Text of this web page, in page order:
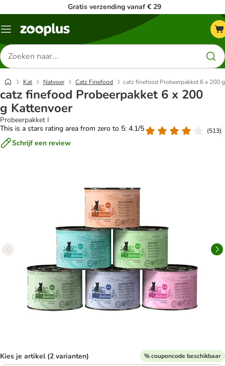
Gratis verzending vanaf € 29
Menu
Zoeken
naar
producten
Kat Natvoer Catz Finefood catz finefood Probeerpakket 6 x 200
catz finefood Probeerpakket 6 x 200
g Kattenvoer
Probeerpakket I
This is a stars rating area from zero to 5: 4.1/5
(513)
Schrijf een review
Kies je artikel (2 varianten) % couponcode beschikbaar